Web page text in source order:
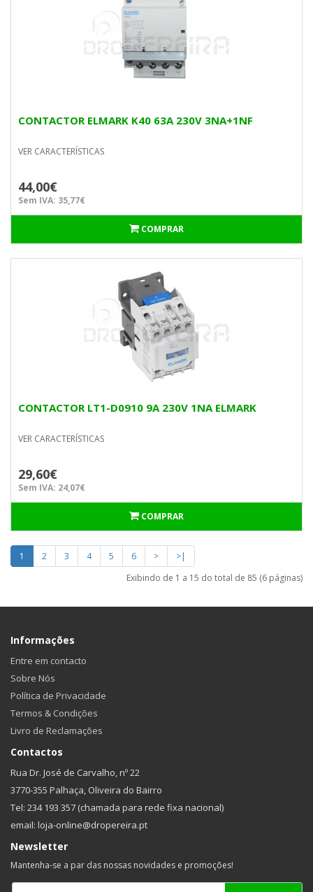
CONTACTOR ELMARK K40 63A 230V 3NA+1NF
VER CARACTERÍSTICAS
44,00€
Sem IVA: 35,77€
COMPRAR
CONTACTOR LT1-D0910 9A 230V 1NA ELMARK
VER CARACTERÍSTICAS
29,60€
Sem IVA: 24,07€
COMPRAR
1 2 3 4 5 6 >
>|
Exibindo de 1 a 15 do total de 85 (6 páginas)
Informações
Entre em contacto
Sobre Nós
Política de Privacidade
Termos & Condições
Livro de Reclamações
Contactos
Rua Dr. José de Carvalho, nº 22
3770-355 Palhaça, Oliveira do Bairro
Tel: 234 193 357 (chamada para rede fixa nacional)
email: loja-online@dropereira.pt
Newsletter
Mantenha-se a par das nossas novidades e promoções!